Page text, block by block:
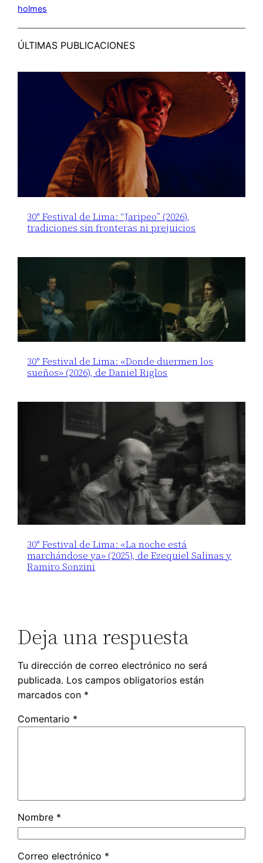
holmes
ÚLTIMAS PUBLICACIONES
30° Festival de Lima: “Jaripeo” (2026),
tradiciones sin fronteras ni prejuicios
30° Festival de Lima: «Donde duermen los
sueños» (2026), de Daniel Riglos
30° Festival de Lima: «La noche está
marchándose ya» (2025), de Ezequiel Salinas y
Ramiro Sonzini
Deja una respuesta
Tu dirección de correo electrónico no será
publicada. Los campos obligatorios están
marcados con *
Comentario *
Nombre *
Correo electrónico *